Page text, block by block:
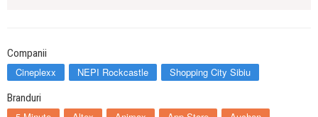
Companii
Cineplexx NEPI Rockcastle Shopping City Sibiu
Branduri